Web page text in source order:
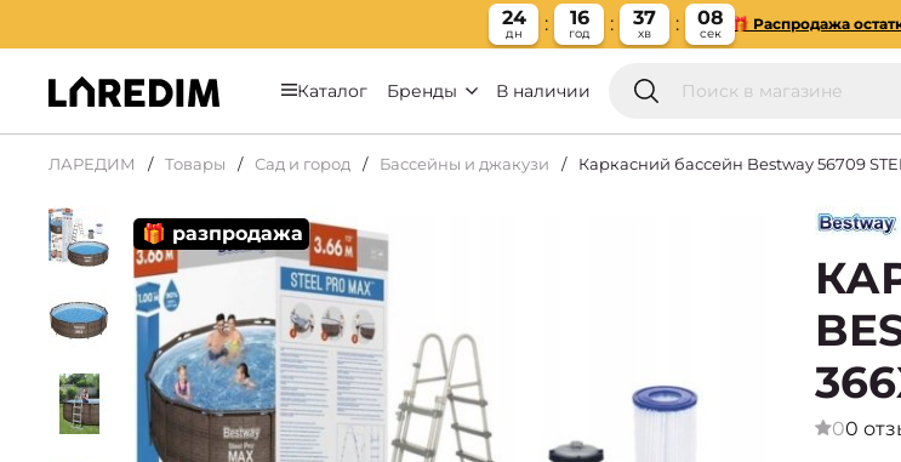
24
дн
16
год
37
хв
07
сек
🎁 Распродажа
Каталог Бренды В наличии
ЛАРЕДИМ Товары Сад и город Бассейны и джакузи Каркасний бассейн Bestway 56709
🎁 разпродажа
00